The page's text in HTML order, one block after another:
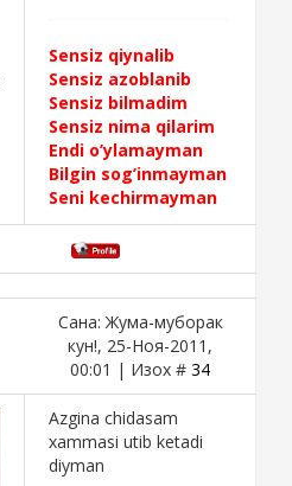
Sensiz qiynalib
Sensiz azoblanib
Sensiz bilmadim
Sensiz nima qilarim
Endi o’ylamayman
Bilgin sog’inmayman
Seni kechirmayman
Сана: Жума-муборак
кун!, 25-Ноя-2011,
00:01 | Изох # 34
Azgina chidasam
xammasi utib ketadi
diyman